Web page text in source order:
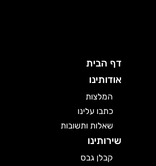
דף הבית
אודותינו
המלצות
כתבו עלינו
שאלות ותשובות
שירותינו
קבלן גבס